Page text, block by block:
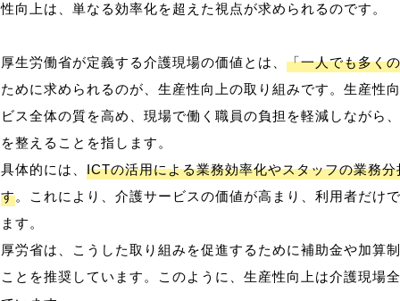
性向上は、単なる効率化を超えた視点が求められるのです。
厚生労働省が定義する介護現場の価値とは、 「一人でも多く
ために求められるのが、生産性向上の取り組みです。生産性
ビス全体の質を高め、現場で働く職員の負担を軽減しながら
を整えることを指します。
具体的には、 ICTの活用による業務効率化やスタッフの業務
す。これにより、介護サービスの価値が高まり、利用者だけ
ます。
厚労省は、こうした取り組みを促進するために補助金や加算
ことを推奨しています。このように、生産性向上は介護現場